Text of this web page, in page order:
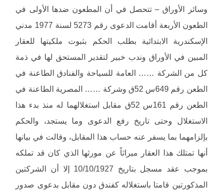
وسائر الأوراق – تتحصل في أن المطعون ضدها الأولى في
الطعون الأربعة أقامت الدعوى رقم 5273 لسنة 1977 مدني
الإسكندرية الابتدائية بطلب الحكم بثبوت ملكيتها للعقار
المبين في الأوراق وندب خبير لتقدير المستحق لها في ذمة
كل من الشركة …… العامة للسياحة والفنادق الطاعنة في
الطعن رقم 649س 52ق وشركة …… المصرية الطاعنة في
الطعن رقم 161س 52ق مقابل استغلالهما له منذ بدء هذا
الاستغلال وحتى تاريخ رفع الدعوى وما يستجد، والحكم
بإلزامهما بما يسفر عنه حساب هذا المقابل، وقالت في بيانها
أنها تمتلك هذا العقار ميراثاً عن مورثها الذي كان قد تملكه
بموجب عقد مسجل بتاريخ 10/10/1927 إلا أن الشركتين
المذكورتين قامتا باستغلاله كفندق دون مقابل بدعوى صدور